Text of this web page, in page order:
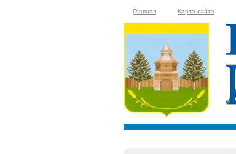
Главная Карта сайта